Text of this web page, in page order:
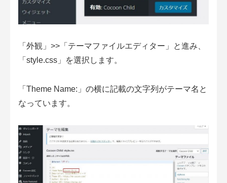
「外観」>>「テーマファイルエディター」と進み、
「style.css」を選択します。
「Theme Name:」の横に記載の文字列がテーマ名と
なっています。